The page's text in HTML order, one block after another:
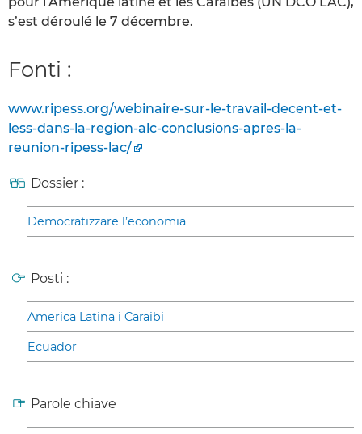
s’est déroulé le 7 décembre.
Fonti :
www.ripess.org/webinaire-sur-le-travail-decent-et-
less-dans-la-region-alc-conclusions-apres-la-
reunion-ripess-lac/
Dossier :
Democratizzare l’economia
Posti :
America Latina i Caraibi
Ecuador
Parole chiave